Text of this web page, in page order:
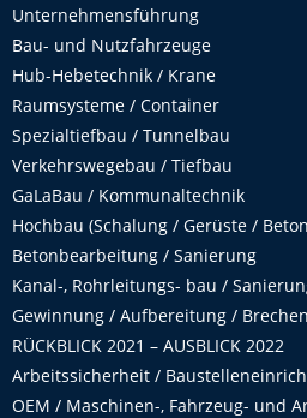
Unternehmensführung
Bau- und Nutzfahrzeuge
Hub-Hebetechnik / Krane
Raumsysteme / Container
Spezialtiefbau / Tunnelbau
Verkehrswegebau / Tiefbau
GaLaBau / Kommunaltechnik
Hochbau (Schalung / Gerüste /
Betonbearbeitung / Sanierung
Kanal-, Rohrleitungs- bau /
Gewinnung / Aufbereitung /
RÜCKBLICK 2021 – AUSBLICK 2022
Arbeitssicherheit /
OEM / Maschinen-, Fahrzeug- und